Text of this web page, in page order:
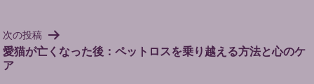
ゲ
ー
シ
次の投稿
愛猫が亡くなった後：ペットロスを乗り越える方法と心のケ
ア